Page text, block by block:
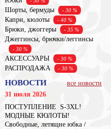
Шорты, бермуды - 30 %
Капри, кюлоты - 40 %
Брюки, джоггеры - 35 %
Джеггинсы, брючки/леггинсы
- 30 %
АКСЕССУАРЫ - 30 %
РАСПРОДАЖА - 30 %
НОВОСТИ
все новости
31 июля 2026
ПОСТУПЛЕНИЕ S-3XL!
МОДНЫЕ КЮЛОТЫ!
Свободные, летящие юбка /